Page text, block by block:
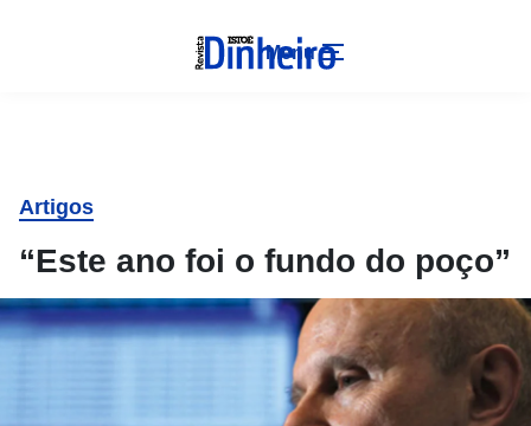
Menu
Artigos
“Este ano foi o fundo do poço”